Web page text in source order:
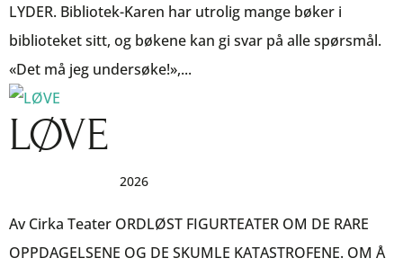
LYDER. Bibliotek-Karen har utrolig mange bøker i
biblioteket sitt, og bøkene kan gi svar på alle spørsmål.
«Det må jeg undersøke!»,...
LØVE
|
2026
Av Cirka Teater ORDLØST FIGURTEATER OM DE RARE
OPPDAGELSENE OG DE SKUMLE KATASTROFENE. OM Å